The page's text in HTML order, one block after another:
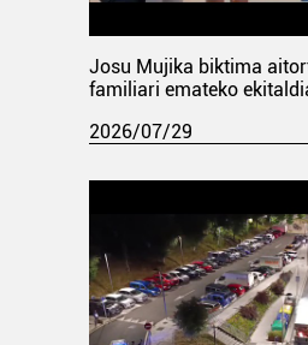
Josu Mujika biktima
familiari emateko
2026/07/29